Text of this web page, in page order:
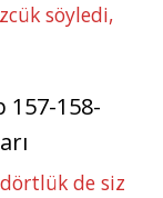
söyledi,
157-158-
de siz